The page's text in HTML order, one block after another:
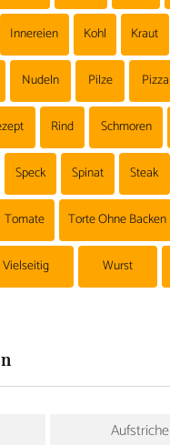
Innereien Kohl Kraut
Nudeln Pilze Pizza
Rind Schmoren
Speck Spinat Steak
Tomate Torte Ohne Backen
Vielseitig Wurst
Aufstriche